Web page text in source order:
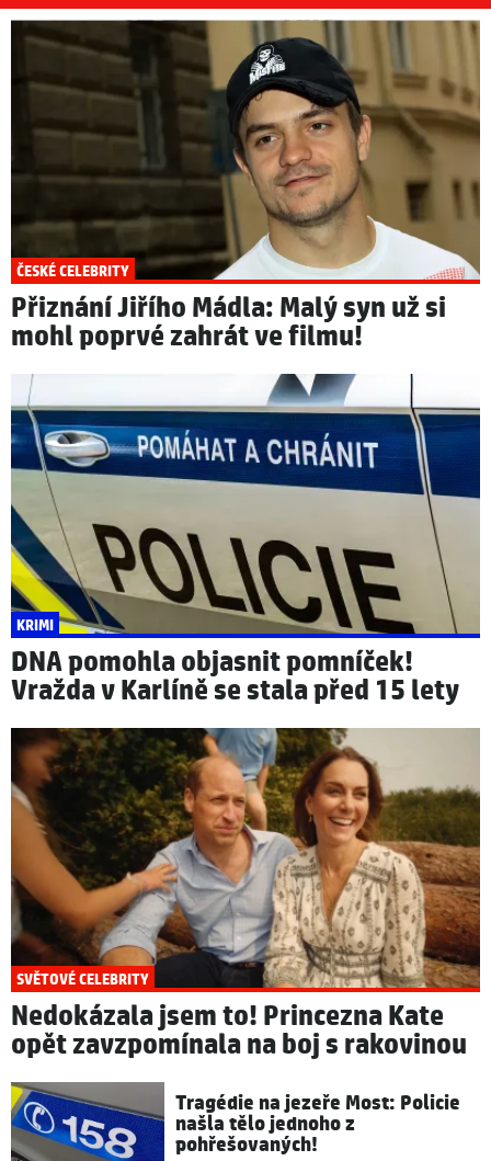
ČESKÉ CELEBRITY
Přiznání Jiřího Mádla: Malý syn už si
mohl poprvé zahrát ve filmu!
KRIMI
DNA pomohla objasnit pomníček!
Vražda v Karlíně se stala před 15 lety
SVĚTOVÉ CELEBRITY
Nedokázala jsem to! Princezna Kate
opět zavzpomínala na boj s rakovinou
Tragédie na jezeře Most: Policie
našla tělo jednoho z
pohřešovaných!